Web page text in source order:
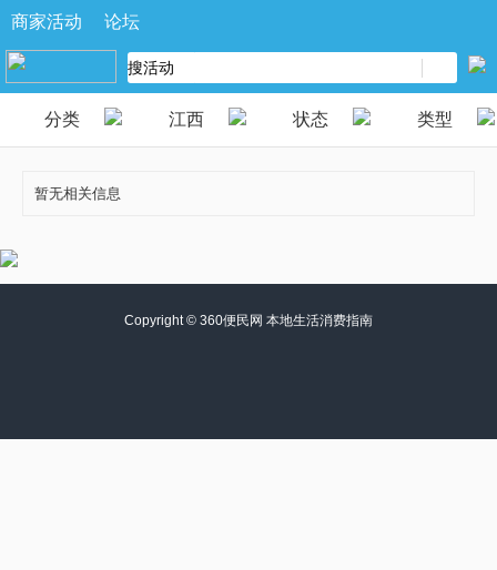
商家活动 论坛
分类 江西 状态 类型
暂无相关信息
Copyright © 360便民网 本地生活消费指南